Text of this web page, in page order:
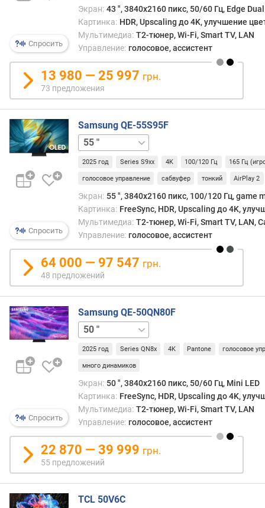
ь
з
у
(
В
т
)
к
в
о
и
м
и
к
о
в
(
W
i
-
H
Спросить
Экран: 43 ", 3840x2160 пикс, 50/60 Гц, Edge Dual
Картинка: HDR, Upscaling до 4K, улучшение
Мультимедиа: T2-тюнер, Wi-Fi, Smart TV, LAN
Управление: голосовое, ассистент
13 980 — 25 997 грн.
73 предложения
Спросить
Samsung QE-55S95F
65 "77 "
2025 год Series S9xx 4K 100/120 Гц 165 Гц
голосовое управление сабвуфер тонкий AirPlay 2
Экран: 55 ", 3840x2160 пикс, 100/120 Гц, game
Картинка: FreeSync, HDR, Upscaling до 4K,
Мультимедиа: T2-тюнер, Wi-Fi, Smart TV, LAN,
Управление: голосовое, ассистент
64 000 — 97 547 грн.
48 предложений
Спросить
Samsung QE-50QN80F
55 "65 " 100 "
2025 год Series QN8x 4K Pantone голосовое
много динамиков
Экран: 50 ", 3840x2160 пикс, 50/60 Гц, Mini LED
Картинка: FreeSync, HDR, Upscaling до 4K,
Мультимедиа: T2-тюнер, Wi-Fi, Smart TV, LAN
Управление: голосовое, ассистент
22 870 — 39 999 грн.
55 предложений
TCL 50V6C